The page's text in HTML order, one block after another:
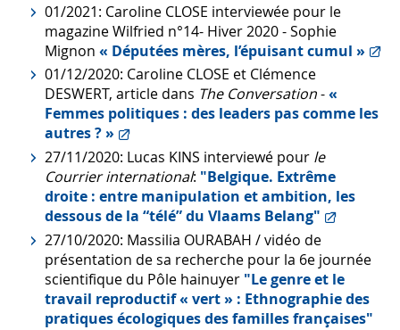
01/2021: Caroline CLOSE interviewée pour le
magazineWilfried n°14- Hiver 2020-Sophie
Mignon « Députées mères, l’épuisant cumul »
01/12/2020: Caroline CLOSE et Clémence
DESWERT, article dans The Conversation-«
Femmes politiques : des leaders pas comme les
autres ? »
27/11/2020: Lucas KINS interviewé pour le
Courrier international: "Belgique. Extrême
droite : entre manipulation et ambition, les
dessous de la “télé” du Vlaams Belang"
27/10/2020: Massilia OURABAH / vidéo de
présentation de sa recherche pour la 6e journée
scientifique du Pôle hainuyer "Le genre et le
travail reproductif « vert » : Ethnographie des
pratiques écologiques des familles françaises"